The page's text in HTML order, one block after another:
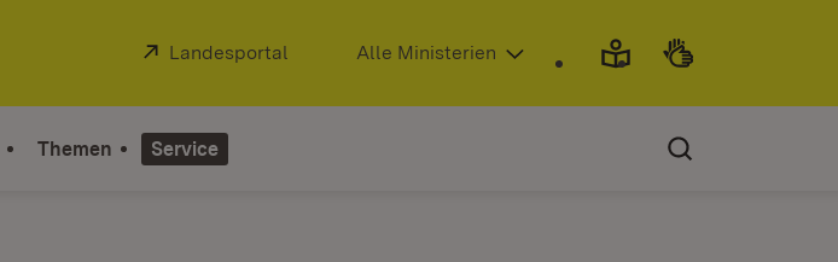
Extern:
Landesportal (Öffnet in neuem Fenster)
Alle Ministerien
Themen Service